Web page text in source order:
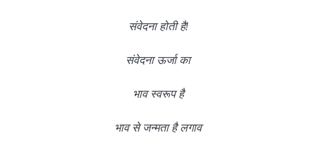
संवेदना होती है!
संवेदना ऊर्जा का
भाव स्वरूप है
भाव से जन्मता है लगाव